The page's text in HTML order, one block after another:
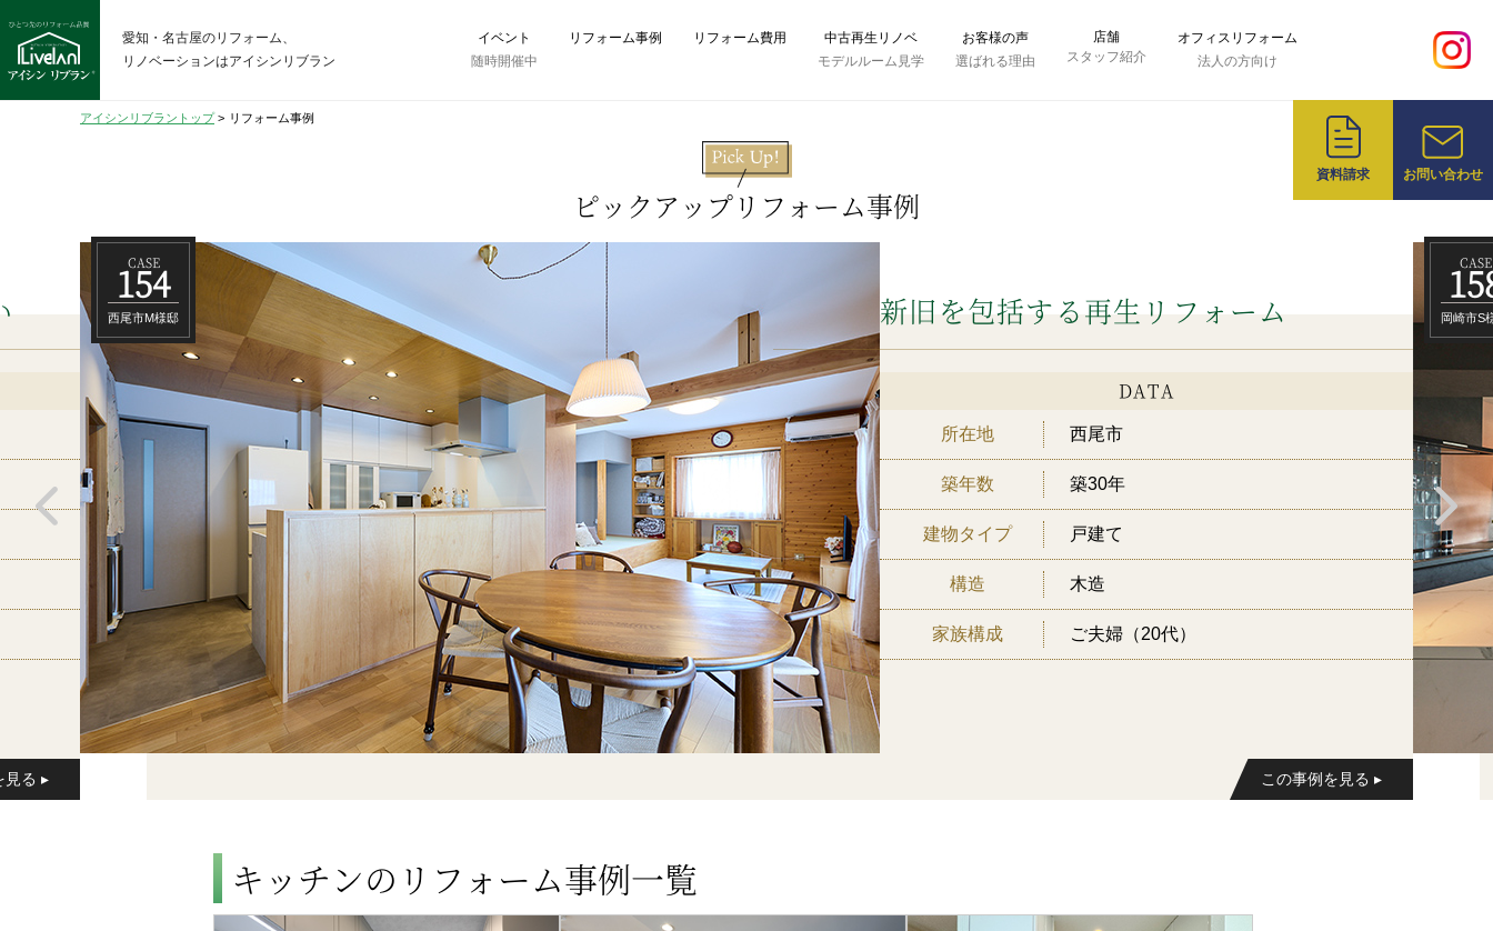
愛知・名古屋のリフォーム、
リノベーションはアイシンリブラン
イベント
随時開催中
リフォーム事例 リフォーム費用
中古再生リノベ
モデルルーム見学
お客様の声
選ばれる理由
店舗
スタッフ紹介
オフィスリフォーム
法人の方向け
資料請求 お問い合わせ
アイシンリブラントップ> リフォーム事例
ピックアップリフォーム事例
CASE
154
西尾市M様邸 新旧を包括する再生リフォーム
DATA
所在地 西尾市
築年数 築30年
建物タイプ 戸建て
構造 木造
家族構成 ご夫婦（20代）
CASE
岡崎市S
キッチンのリフォーム事例一覧